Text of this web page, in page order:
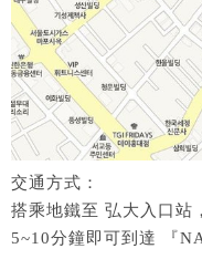
交通方式：
搭乘地鐵至 弘大入口站
5~10分鐘即可到達 『